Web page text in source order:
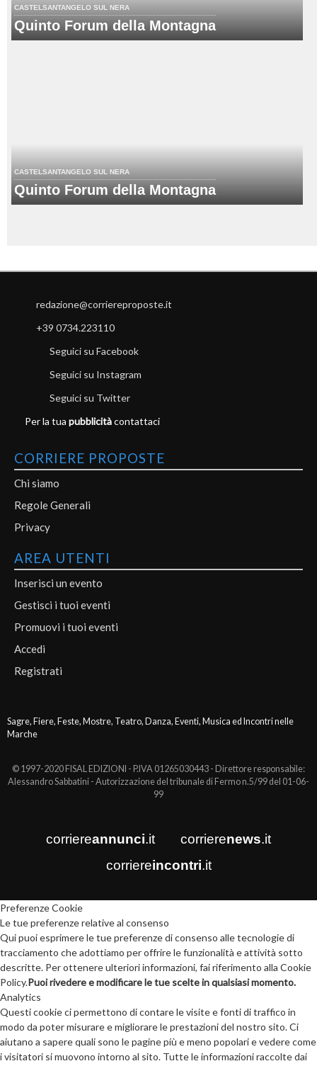
CASTELSANTANGELO SUL NERA
Quinto Forum della Montagna
CASTELSANTANGELO SUL NERA
Quinto Forum della Montagna
redazione@corriereproposte.it
+39 0734.223110
Seguici su Facebook
Seguici su Instagram
Seguici su Twitter
Per la tua pubblicitàcontattaci
CORRIERE PROPOSTE
Chi siamo
Regole Generali
Privacy
AREA UTENTI
Inserisci un evento
Gestisci i tuoi eventi
Promuovi i tuoi eventi
Accedi
Registrati
Sagre, Fiere, Feste, Mostre, Teatro, Danza, Eventi, Musica ed Incontri nelle
Marche
© 1997-2020 FISAL EDIZIONI - P.IVA 01265030443 - Direttore responsabile:
Alessandro Sabbatini - Autorizzazione del tribunale di Fermo n.5/99 del 01-06-
99
corriereannunci.it corrierenews.it
corriereincontri.it
Preferenze Cookie
Le tue preferenze relative al consenso
Qui puoi esprimere le tue preferenze di consenso alle tecnologie di
tracciamento che adottiamo per offrire le funzionalità e attività sotto
descritte. Per ottenere ulteriori informazioni, fai riferimento alla Cookie
Policy.Puoi rivedere e modificare le tue scelte in qualsiasi momento.
Analytics
Questi cookie ci permettono di contare le visite e fonti di traffico in
modo da poter misurare e migliorare le prestazioni del nostro sito. Ci
aiutano a sapere quali sono le pagine più e meno popolari e vedere come
i visitatori si muovono intorno al sito. Tutte le informazioni raccolte dai